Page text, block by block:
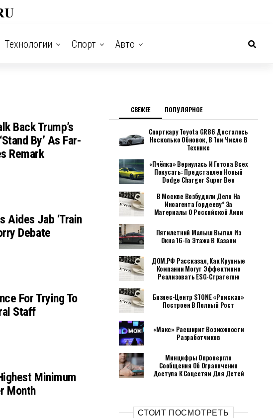
Технологии Спорт Авто
Back Trump’s
By’ As Far-
Remark
Aides Jab ‘train
Debate
For Trying To
Staff
Minimum
Month
СВЕЖЕЕ ПОПУЛЯРНОЕ
Спорткару Toyota GR86 Досталось
Несколько Обновок, В Том Числе В
Технике
«Пчёлка» Вернулась И Готова Всех
Покусать: Представлен Новый
Dodge Charger Super Bee
В Москве Возбудили Дело На
Иноагента Гордееву* За
Материалы О Российской Амии
Пятилетний Малыш Выпал Из
Окна 16-Го Этажа В Казани
ДОМ.РФ Рассказал, Как Крупные
Компании Могут Эффективно
Реализовать ESG-Стратегию
Бизнес-Центр STONE «Римская»
Построен В Полный Рост
«Макс» Расширит Возможности
Разработчиков
Минцифры Опровергло
Сообщения Об Ограничении
Доступа К Соцсетям Для Детей
СТОИТ ПОСМОТРЕТЬ